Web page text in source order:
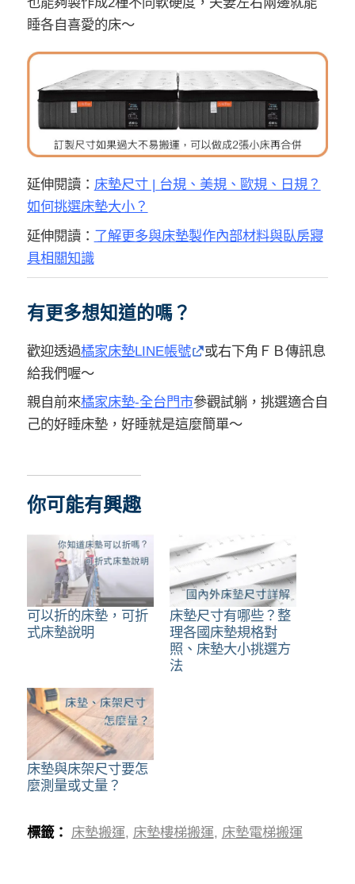
睡各自喜愛的床～
延伸閱讀： 床墊尺寸 | 台規、美規、歐規、日規？
如何挑選床墊大小？
延伸閱讀： 了解更多與床墊製作內部材料與臥房寢
具相關知識
有更多想知道的嗎？
歡迎透過橘家床墊LINE帳號
或右下角ＦＢ傳訊息
給我們喔～
親自前來橘家床墊-全台門市參觀試躺，挑選適合自
己的好睡床墊，好睡就是這麼簡單～
你可能有興趣
可以折的床墊，可折
式床墊說明
床墊尺寸有哪些？整
理各國床墊規格對
照、床墊大小挑選方
法
床墊與床架尺寸要怎
麼測量或丈量？
標籤： 床墊搬運, 床墊樓梯搬運, 床墊電梯搬運